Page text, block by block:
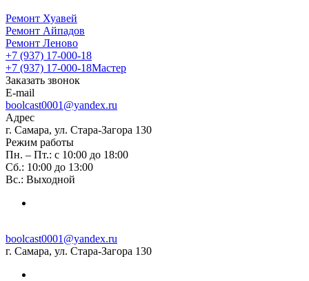
Ремонт Хуавей
Ремонт Айпадов
Ремонт Леново
+7 (937) 17-000-18
+7 (937) 17-000-18Мастер
Заказать звонок
E-mail
boolcast0001@yandex.ru
Адрес
г. Самара, ул. Стара-Загора 130
Режим работы
Пн. – Пт.: с 10:00 до 18:00
Сб.: 10:00 до 13:00
Вс.: Выходной
boolcast0001@yandex.ru
г. Самара, ул. Стара-Загора 130